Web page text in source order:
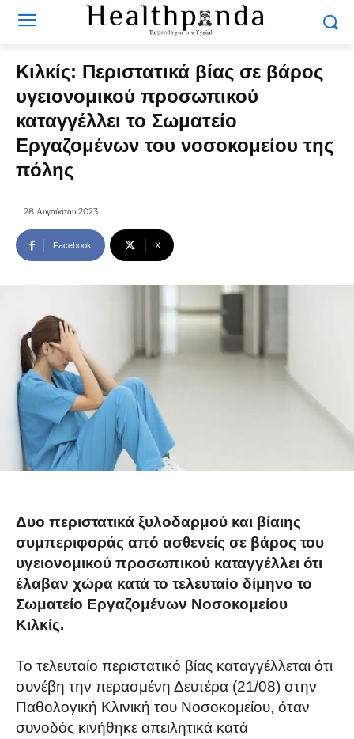
Κιλκίς: Περιστατικά βίας σε βάρος
υγειονομικού προσωπικού
καταγγέλλει το Σωματείο
Εργαζομένων του νοσοκομείου της
πόλης
28 Αυγούστου 2023
Facebook X
Δυο περιστατικά ξυλοδαρμού και βίαιης
συμπεριφοράς από ασθενείς σε βάρος του
υγειονομικού προσωπικού καταγγέλλει ότι
έλαβαν χώρα κατά το τελευταίο δίμηνο το
Σωματείο Εργαζομένων Νοσοκομείου
Κιλκίς.
Το τελευταίο περιστατικό βίας καταγγέλλεται ότι
συνέβη την περασμένη Δευτέρα (21/08) στην
Παθολογική Κλινική του Νοσοκομείου, όταν
συνοδός κινήθηκε απειλητικά κατά